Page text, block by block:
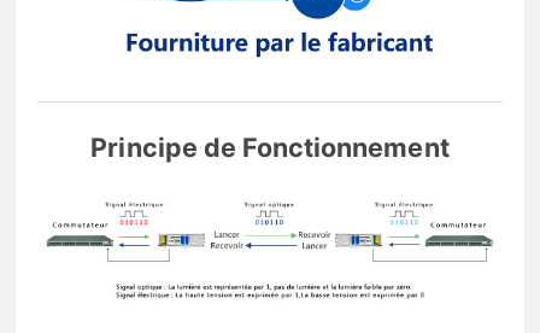
Principe de Fonctionnement